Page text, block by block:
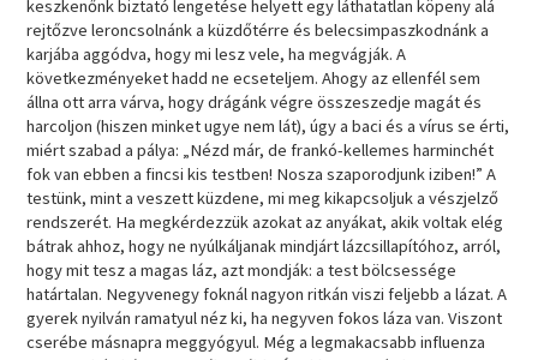
keszkenőnk biztató lengetése helyett egy láthatatlan köpeny alá
rejtőzve leroncsolnánk a küzdőtérre és belecsimpaszkodnánk a
karjába aggódva, hogy mi lesz vele, ha megvágják. A
következményeket hadd ne ecseteljem. Ahogy az ellenfél sem
állna ott arra várva, hogy drágánk végre összeszedje magát és
harcoljon (hiszen minket ugye nem lát), úgy a baci és a vírus se érti,
miért szabad a pálya: „Nézd már, de frankó-kellemes harminchét
fok van ebben a fincsi kis testben! Nosza szaporodjunk iziben!” A
testünk, mint a veszett küzdene, mi meg kikapcsoljuk a vészjelző
rendszerét. Ha megkérdezzük azokat az anyákat, akik voltak elég
bátrak ahhoz, hogy ne nyúlkáljanak mindjárt lázcsillapítóhoz, arról,
hogy mit tesz a magas láz, azt mondják: a test bölcsessége
határtalan. Negyvenegy foknál nagyon ritkán viszi feljebb a lázat. A
gyerek nyilván ramatyul néz ki, ha negyven fokos láza van. Viszont
cserébe másnapra meggyógyul. Még a legmakacsabb influenza